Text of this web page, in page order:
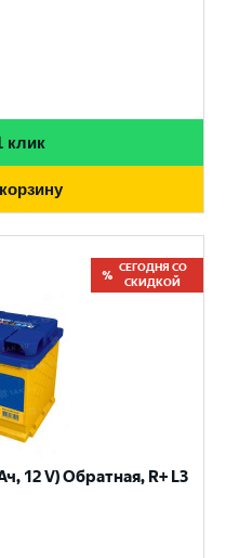
клик
СЕГОДНЯ СО
СКИДКОЙ
12 V) Обратная, R+ L3